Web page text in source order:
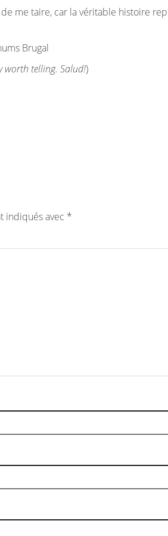
me taire, car la véritable histoire
Brugal
worth telling. Salud!)
indiqués avec *